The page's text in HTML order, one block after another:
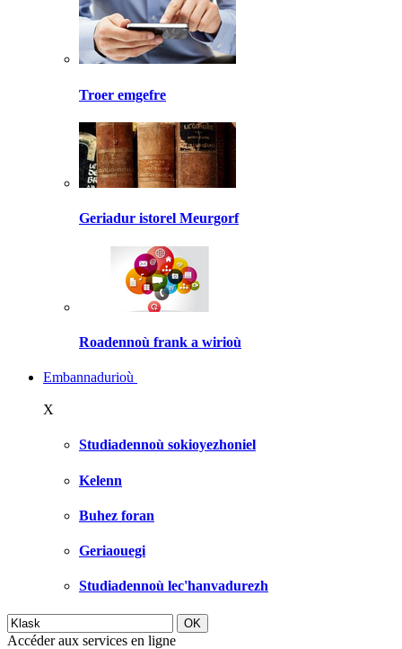
Troer emgefre
Geriadur istorel Meurgorf
Roadennoù frank a wirioù
Embannadurioù
X
Studiadennoù sokioyezhoniel
Kelenn
Buhez foran
Geriaouegi
Studiadennoù lec'hanvadurezh
Accéder aux services en ligne